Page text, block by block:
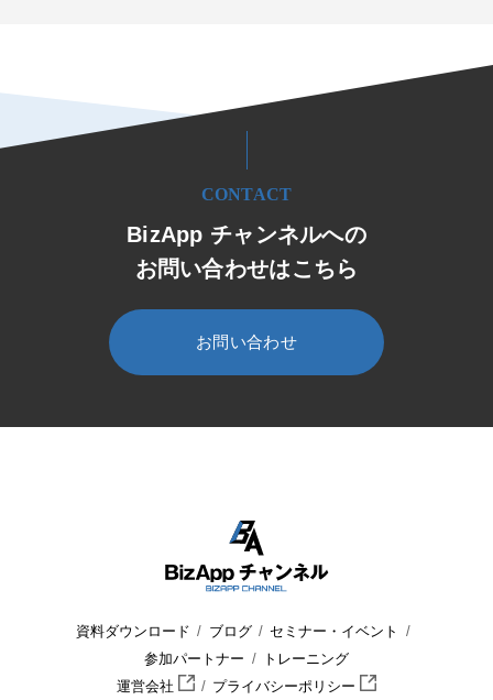
CONTACT
BizApp チャンネルへの
お問い合わせはこちら
お問い合わせ
資料ダウンロード ブログ
セミナー・イベント
参加パートナー
トレーニング
運営会社
プライバシーポリシー